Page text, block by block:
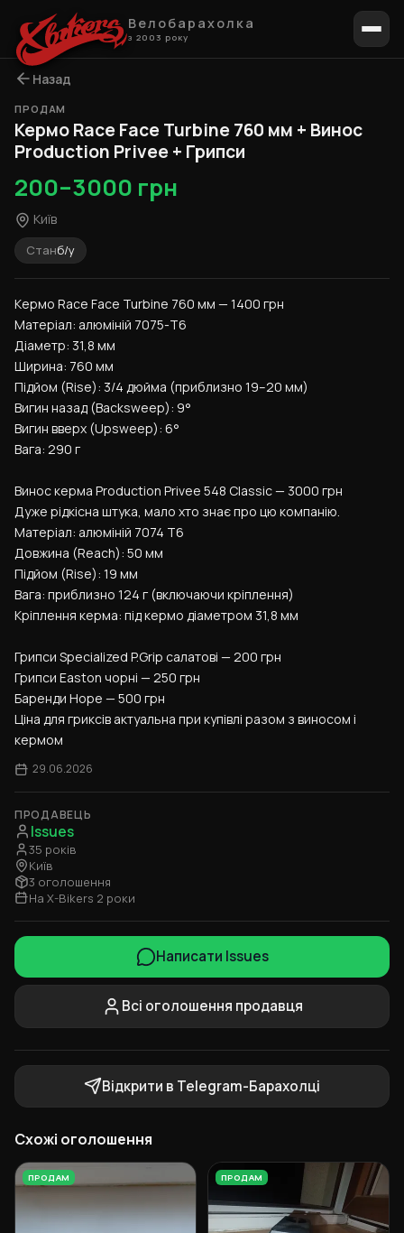
Велобарахолка
з 2003 року
Назад
ПРОДАМ
Кермо Race Face Turbine 760 мм + Винос
Production Privee + Грипси
200–3000 грн
Київ
Станб/у
Кермо Race Face Turbine 760 мм — 1400 грн
Матеріал: алюміній 7075-T6
Діаметр: 31,8 мм
Ширина: 760 мм
Підйом (Rise): 3/4 дюйма (приблизно 19–20 мм)
Вигин назад (Backsweep): 9°
Вигин вверх (Upsweep): 6°
Вага: 290 г
Винос керма Production Privee 548 Classic — 3000 грн
Дуже рідкісна штука, мало хто знає про цю компанію.
Матеріал: алюміній 7074 T6
Довжина (Reach): 50 мм
Підйом (Rise): 19 мм
Вага: приблизно 124 г (включаючи кріплення)
Кріплення керма: під кермо діаметром 31,8 мм
Грипси Specialized P.Grip салатові — 200 грн
Грипси Easton чорні — 250 грн
Баренди Hope — 500 грн
Ціна для гриксів актуальна при купівлі разом з виносом і
кермом
29.06.2026
ПРОДАВЕЦЬ
Issues
35 років
Київ
3 оголошення
На X-Bikers 2 роки
Написати Issues
Всі оголошення продавця
Відкрити в Telegram-Барахолці
Схожі оголошення
ПРОДАМ ПРОДАМ